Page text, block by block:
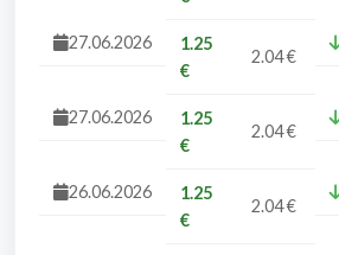
27.06.2026
1.25
€
2.04 €
27.06.2026
1.25
€
2.04 €
26.06.2026
1.25
€
2.04 €